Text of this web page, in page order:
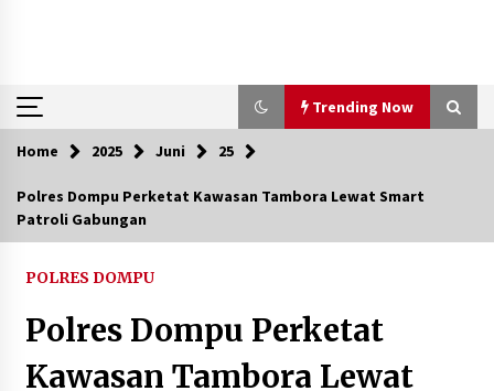
Trending Now
Trending Now
Aksi Penggerebekan Pengedar Sabu di Dompu,
Polsek Kempo Serahkan ODGJ ke Ketua DPRD
Dompu untuk Dirujuk ke RSJ
4 hari ago
Home 2025 Juni 25
Polres Dompu Perketat Kawasan Tambora Lewat Smart
Patroli Gabungan
POLRES DOMPU
Polres Dompu Perketat
Kawasan Tambora Lewat